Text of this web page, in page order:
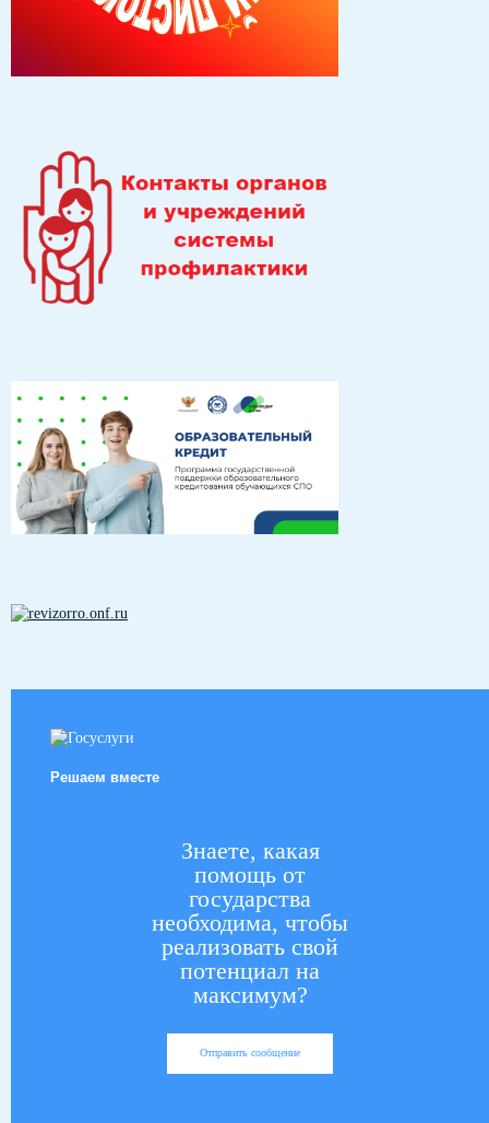
Решаем вместе
Знаете, какая
помощь от
государства
необходима, чтобы
реализовать свой
потенциал на
максимум?
Отправить сообщение